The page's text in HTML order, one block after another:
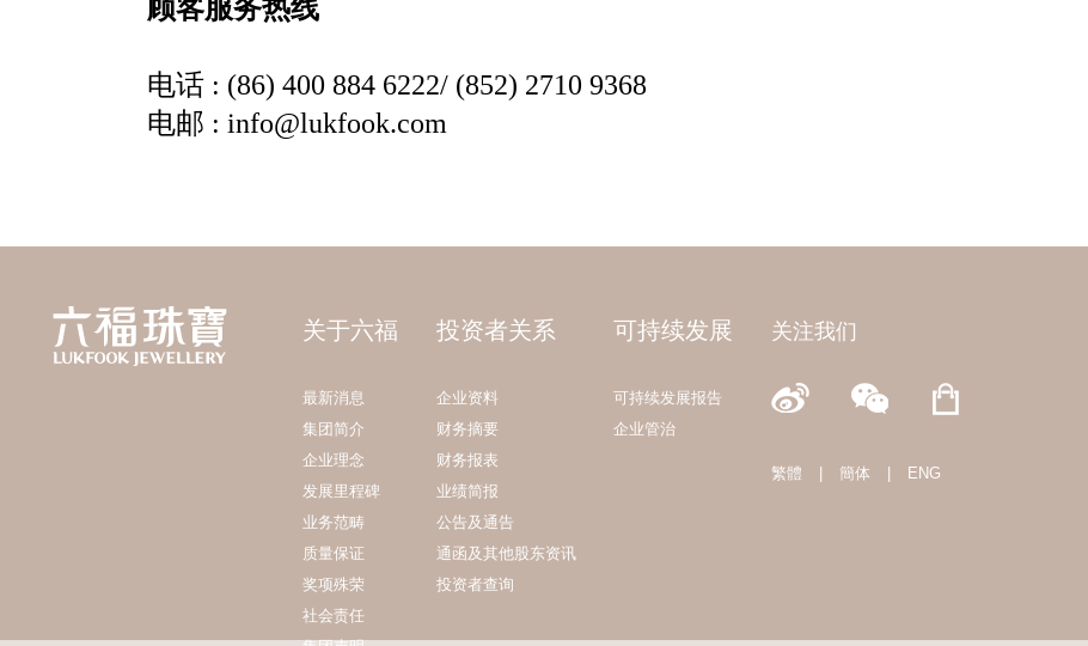
关于六福
最新消息
集团简介
企业理念
发展里程碑
业务范畴
质量保证
奖项殊荣
社会责任
投资者关系
企业资料
财务摘要
财务报表
业绩简报
公告及通告
通函及其他股东资讯
投资者查询
可持续发展
可持续发展报告
企业管治
关注我们
繁體 簡体 ENG